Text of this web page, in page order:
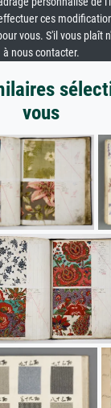
ces
vous. S'il vous plaît
à nous contacter.
vous